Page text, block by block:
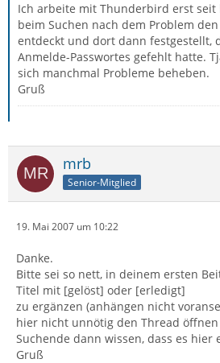
Ich arbeite mit Thunderbird erst seit
beim Suchen nach dem Problem
entdeckt und dort dann festgestellt,
Anmelde-Passwortes gefehlt hatte.
sich manchmal Probleme beheben.
Gruß
mrb
Senior-Mitglied
19. Mai 2007 um 10:22
Danke.
Bitte sei so nett, in deinem ersten
Titel mit [gelöst] oder [erledigt]
zu ergänzen (anhängen nicht
hier nicht unnötig den Thread
Suchende dann wissen, dass es hier
Gruß